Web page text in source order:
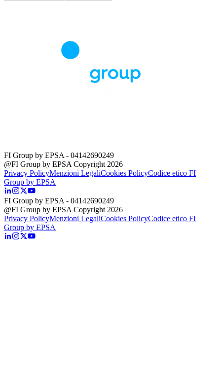
FI Group by EPSA - 04142690249
@FI Group by EPSA Copyright 2026
Privacy PolicyMenzioni LegaliCookies PolicyCodice etico FI
Group by EPSA
FI Group by EPSA - 04142690249
@FI Group by EPSA Copyright 2026
Privacy PolicyMenzioni LegaliCookies PolicyCodice etico FI
Group by EPSA